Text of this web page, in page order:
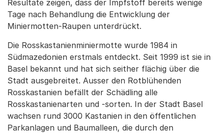
Resultate zeigen, dass der Impfstoff bereits wenige
Tage nach Behandlung die Entwicklung der
Miniermotten-Raupen unterdrückt.
Die Rosskastanienminiermotte wurde 1984 in
Südmazedonien erstmals entdeckt. Seit 1999 ist sie in
Basel bekannt und hat sich seither flächig über die
Stadt ausgebreitet. Ausser den Rotblühenden
Rosskastanien befällt der Schädling alle
Rosskastanienarten und -sorten. In der Stadt Basel
wachsen rund 3000 Kastanien in den öffentlichen
Parkanlagen und Baumalleen, die durch den